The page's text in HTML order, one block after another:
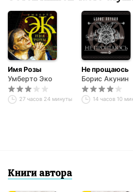
Имя Розы
Умберто Эко
27 часов 24 минуты
Не прощаюсь
Борис Акунин
14 часов 10
Книги автора